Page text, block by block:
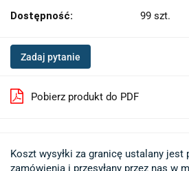
Dostępność: 99 szt.
Zadaj pytanie
Pobierz produkt do PDF
Koszt wysyłki za granicę ustalany jest
zamówienia i przesyłany przez nas w